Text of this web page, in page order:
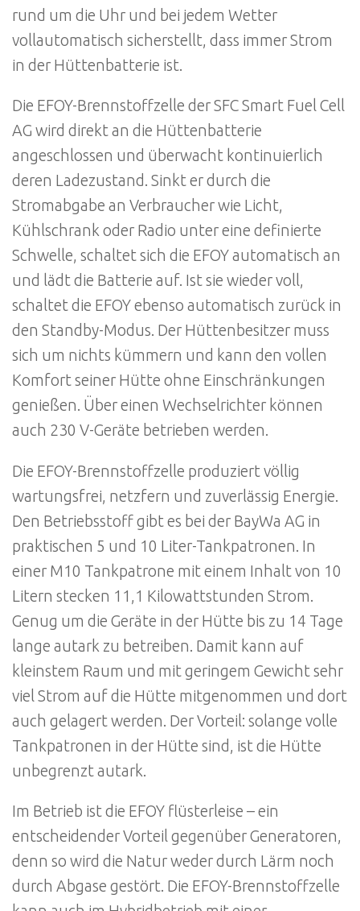
rund um die Uhr und bei jedem Wetter
vollautomatisch sicherstellt, dass immer Strom
in der Hüttenbatterie ist.
Die EFOY-Brennstoffzelle der SFC Smart Fuel Cell
AG wird direkt an die Hüttenbatterie
angeschlossen und überwacht kontinuierlich
deren Ladezustand. Sinkt er durch die
Stromabgabe an Verbraucher wie Licht,
Kühlschrank oder Radio unter eine definierte
Schwelle, schaltet sich die EFOY automatisch an
und lädt die Batterie auf. Ist sie wieder voll,
schaltet die EFOY ebenso automatisch zurück in
den Standby-Modus. Der Hüttenbesitzer muss
sich um nichts kümmern und kann den vollen
Komfort seiner Hütte ohne Einschränkungen
genießen. Über einen Wechselrichter können
auch 230 V-Geräte betrieben werden.
Die EFOY-Brennstoffzelle produziert völlig
wartungsfrei, netzfern und zuverlässig Energie.
Den Betriebsstoff gibt es bei der BayWa AG in
praktischen 5 und 10 Liter-Tankpatronen. In
einer M10 Tankpatrone mit einem Inhalt von 10
Litern stecken 11,1 Kilowattstunden Strom.
Genug um die Geräte in der Hütte bis zu 14 Tage
lange autark zu betreiben. Damit kann auf
kleinstem Raum und mit geringem Gewicht sehr
viel Strom auf die Hütte mitgenommen und dort
auch gelagert werden. Der Vorteil: solange volle
Tankpatronen in der Hütte sind, ist die Hütte
unbegrenzt autark.
Im Betrieb ist die EFOY flüsterleise – ein
entscheidender Vorteil gegenüber Generatoren,
denn so wird die Natur weder durch Lärm noch
durch Abgase gestört. Die EFOY-Brennstoffzelle